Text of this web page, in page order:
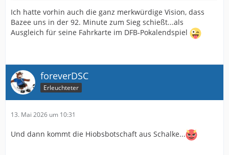
Ich hatte vorhin auch die ganz merkwürdige Vision, dass
Bazee uns in der 92. Minute zum Sieg schießt...als
Ausgleich für seine Fahrkarte im DFB-Pokalendspiel
foreverDSC
Erleuchteter
13. Mai 2026 um 10:31
Und dann kommt die Hiobsbotschaft aus Schalke...